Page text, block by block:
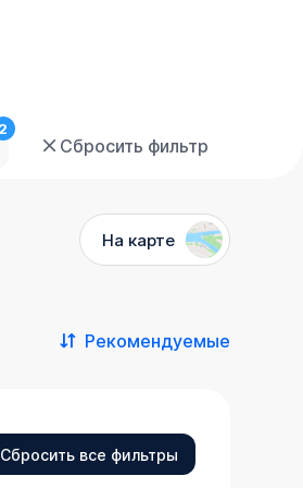
Сбросить фильтр
На карте
Рекомендуемые
Сбросить все фильтры